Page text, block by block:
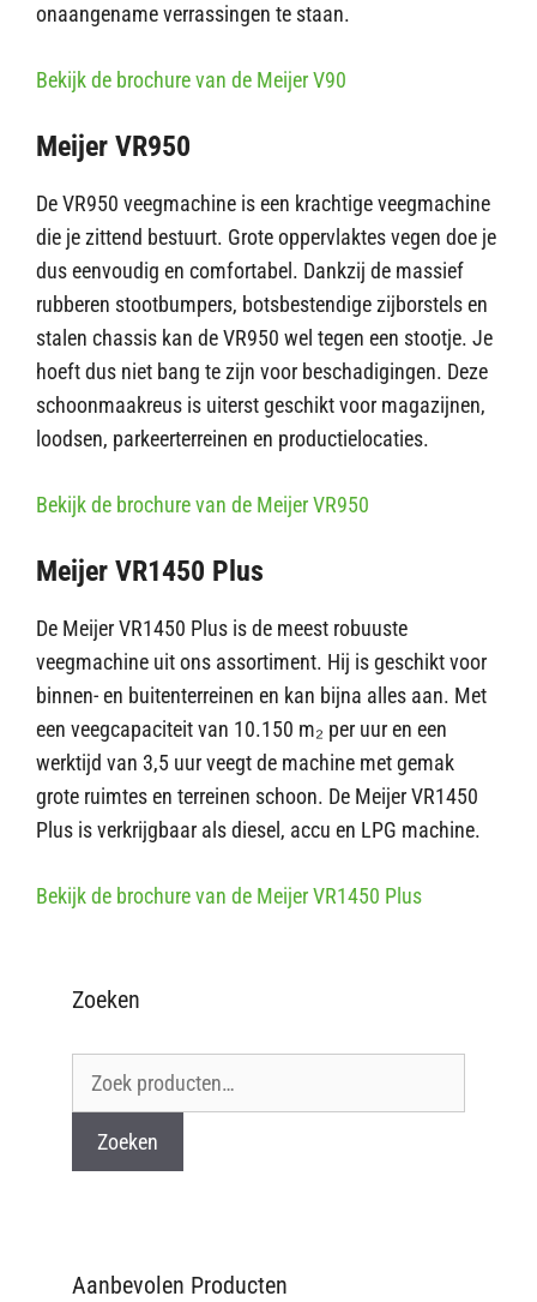
onaangename verrassingen te staan.
Bekijk de brochure van de Meijer V90
Meijer VR950
De VR950 veegmachine is een krachtige veegmachine
die je zittend bestuurt. Grote oppervlaktes vegen doe je
dus eenvoudig en comfortabel. Dankzij de massief
rubberen stootbumpers, botsbestendige zijborstels en
stalen chassis kan de VR950 wel tegen een stootje. Je
hoeft dus niet bang te zijn voor beschadigingen. Deze
schoonmaakreus is uiterst geschikt voor magazijnen,
loodsen, parkeerterreinen en productielocaties.
Bekijk de brochure van de Meijer VR950
Meijer VR1450 Plus
De Meijer VR1450 Plus is de meest robuuste
veegmachine uit ons assortiment. Hij is geschikt voor
binnen- en buitenterreinen en kan bijna alles aan. Met
een veegcapaciteit van 10.150 m₂ per uur en een
werktijd van 3,5 uur veegt de machine met gemak
grote ruimtes en terreinen schoon. De Meijer VR1450
Plus is verkrijgbaar als diesel, accu en LPG machine.
Bekijk de brochure van de Meijer VR1450 Plus
Zoeken
Zoeken
Zoeken
Aanbevolen Producten